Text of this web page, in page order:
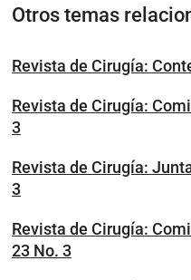
Otros temas
Revista de Cirugía:
Revista de Cirugía:
3
Revista de Cirugía:
3
Revista de Cirugía:
23 No. 3